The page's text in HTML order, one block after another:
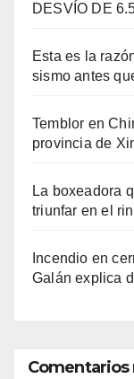
DESVÍO DE
Esta es la
sismo antes
Temblor en
provincia de
La boxeadora
triunfar en el
Incendio en
Galán explica